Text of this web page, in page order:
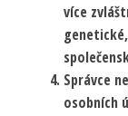
více
Správce
osobních